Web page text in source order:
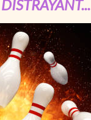
DISTRAYANT...